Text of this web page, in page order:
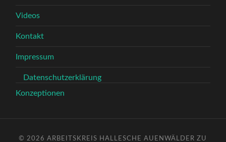
Videos
Kontakt
Impressum
Datenschutzerklärung
Konzeptionen
© 2026ARBEITSKREIS HALLESCHE AUENWÄLDER ZU